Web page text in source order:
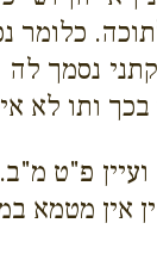
כלומר
נסמך לה
ותו לא
פ"ט
מטמא